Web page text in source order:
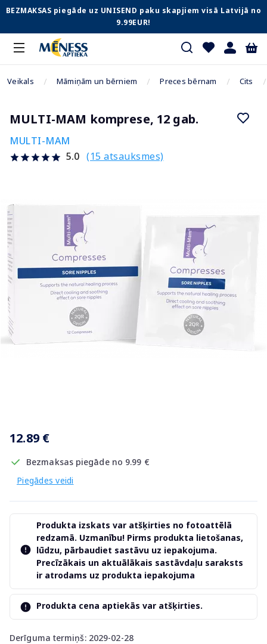
BEZMAKSAS piegāde uz UNISEND paku skapjiem visā Latvijā no
9.99EUR!
Veikals Māmiņām un bērniem Preces bērnam Cits
MULTI-MAM komprese, 12 gab.
MULTI-MAM
5.0 (15 atsauksmes)
12.89 €
Bezmaksas piegāde no 9.99 €
Piegādes veidi
Derīguma termiņš: 2029-02-28
Produkta izskats var atšķirties no fotoattēlā
redzamā. Uzmanību! Pirms produkta lietošanas,
lūdzu, pārbaudiet sastāvu uz iepakojuma.
Precīzākais un aktuālākais sastāvdaļu saraksts
ir atrodams uz produkta iepakojuma
Produkta cena aptiekās var atšķirties.